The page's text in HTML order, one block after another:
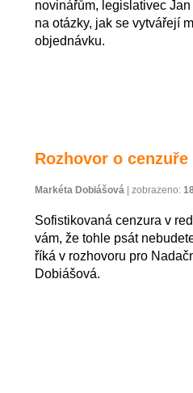
novinářům, legislativec
na otázky, jak se vytvářejí
objednávku.
Rozhovor o
Markéta Dobiášová zobrazeno:
Sofistikovaná cenzura v
vám, že tohle psát
říká v rozhovoru pro
Dobiášová.